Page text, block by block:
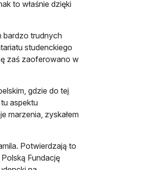
to właśnie dzięki
bardzo trudnych
studenckiego
zaś zaoferowano w
gdzie do tej
aspektu
marzenia, zyskałem
Potwierdzają to
Fundację